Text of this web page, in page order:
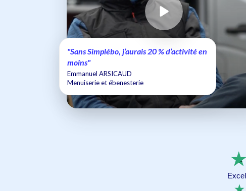
"Sans Simplébo, j’aurais 20 % d’activité en
moins"
Emmanuel ARSICAUD
Menuiserie et ébenesterie